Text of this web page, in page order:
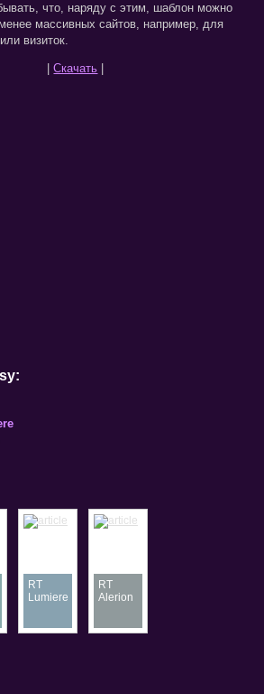
что, наряду с этим, шаблон можно
массивных сайтов, например, для
визиток.
|Скачать
RT
Lumiere
RT
Alerion